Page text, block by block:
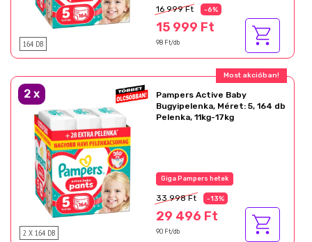
164 DB
16 999 Ft -6%
15 999 Ft
98 Ft/db
Ajándék akció!
2 x
2 X 164 DB
Pampers Active Baby
Bugyipelenka, Méret: 5, 164 db
Pelenka, 11kg-17kg
Az akció részletei
33 998 Ft -13%
29 496 Ft
90 Ft/db